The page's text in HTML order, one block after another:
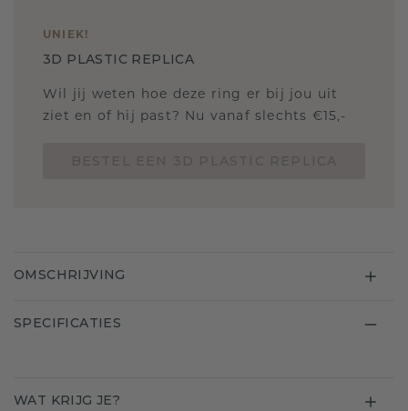
UNIEK!
3D PLASTIC REPLICA
Wil jij weten hoe deze ring er bij jou uit
ziet en of hij past? Nu vanaf slechts €15,-
OMSCHRIJVING
SPECIFICATIES
WAT KRIJG JE?